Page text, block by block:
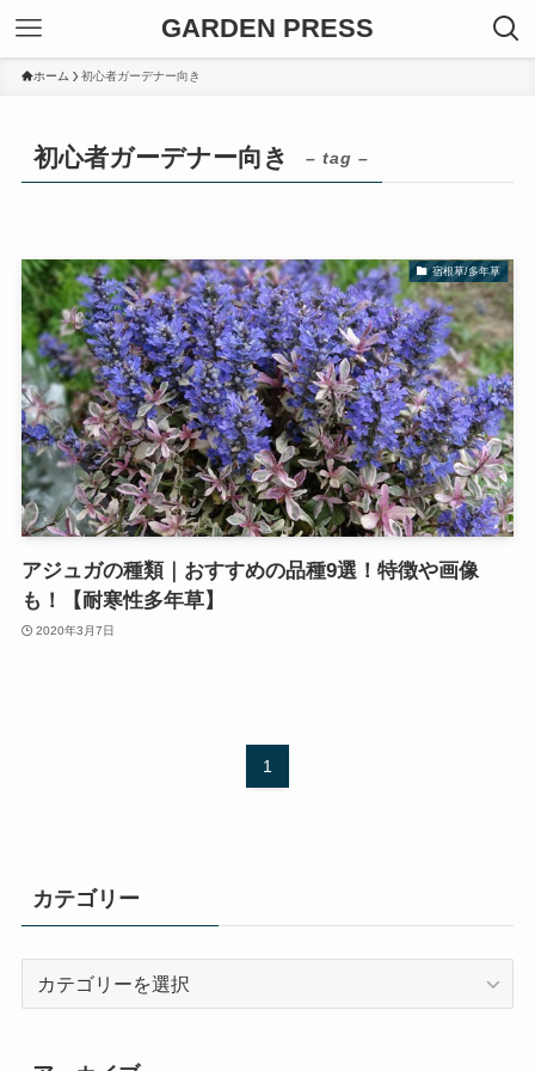
GARDEN PRESS
ホーム 初心者ガーデナー向き
初心者ガーデナー向き – tag –
宿根草/多年草
アジュガの種類｜おすすめの品種9選！特徴や画像
も！【耐寒性多年草】
2020年3月7日
1
カテゴリー
リ